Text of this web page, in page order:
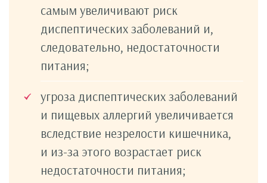
самым увеличивают риск
диспептических заболеваний и,
следовательно, недостаточности
питания;
угроза диспептических заболеваний
и пищевых аллергий увеличивается
вследствие незрелости кишечника,
и из-за этого возрастает риск
недостаточности питания;